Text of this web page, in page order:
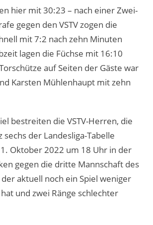
hier mit 30:23 – nach einer Zwei-
gegen den VSTV zogen die
mit 7:2 nach zehn Minuten
lagen die Füchse mit 16:10
auf Seiten der Gäste war
Karsten Mühlenhaupt mit zehn
bestreiten die VSTV-Herren, die
sechs der Landesliga-Tabelle
Oktober 2022 um 18 Uhr in der
gegen die dritte Mannschaft des
aktuell noch ein Spiel weniger
und zwei Ränge schlechter